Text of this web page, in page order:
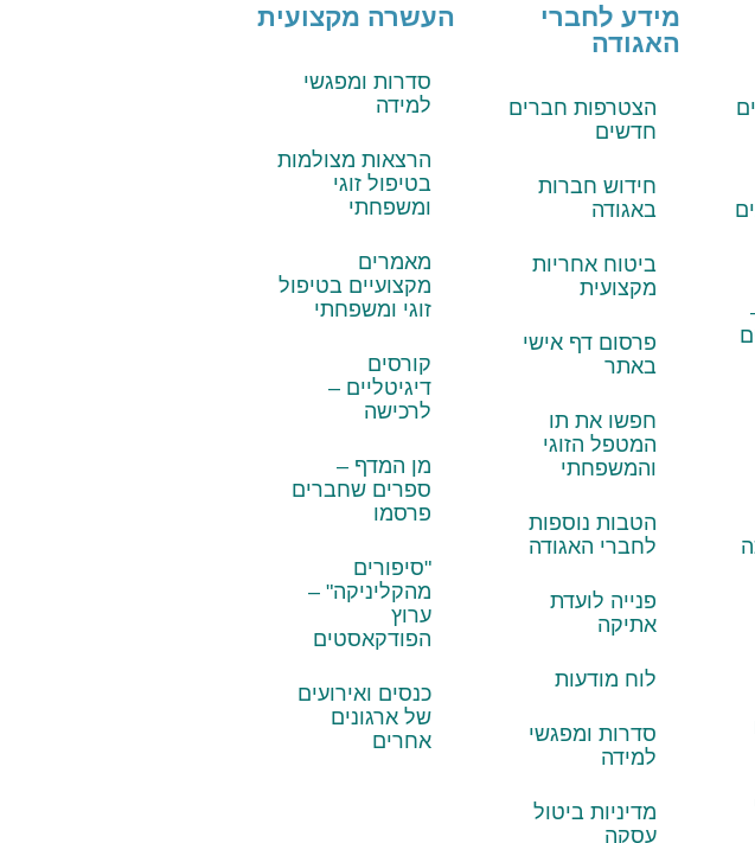
מידע לחברי
האגודה
הצטרפות חברים
חדשים
חידוש חברות
באגודה
ביטוח אחריות
מקצועית
פרסום דף אישי
באתר
חפשו את תו
המטפל הזוגי
והמשפחתי
הטבות נוספות
לחברי האגודה
פנייה לועדת
אתיקה
לוח מודעות
סדרות ומפגשי
למידה
מדיניות ביטול
עסקה
העשרה מקצועית
סדרות ומפגשי
למידה
הרצאות מצולמות
בטיפול זוגי
ומשפחתי
מאמרים
מקצועיים בטיפול
זוגי ומשפחתי
קורסים
דיגיטליים –
לרכישה
מן המדף –
ספרים שחברים
פרסמו
"סיפורים
מהקליניקה" –
ערוץ
הפודקאסטים
כנסים ואירועים
של ארגונים
אחרים